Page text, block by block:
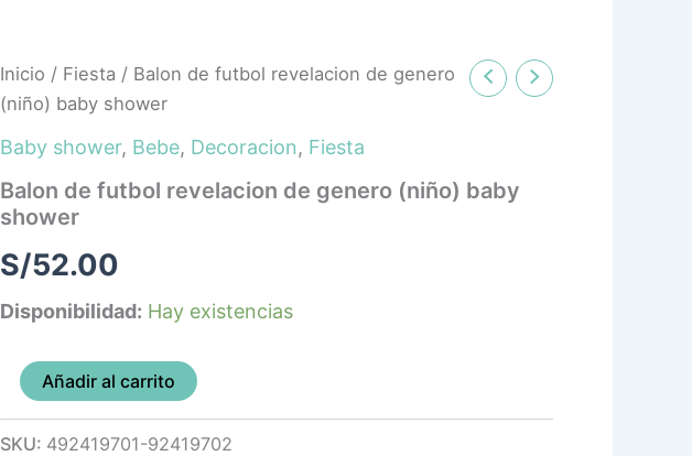
Inicio / Fiesta / Balon de futbol revelacion de genero
(niño) baby shower
Baby shower, Bebe, Decoracion, Fiesta
Balon de futbol revelacion de genero (niño) baby
shower
S/52.00
Disponibilidad: Hay existencias
Balon
futbol
de
genero
(niño)
baby
cantidad
Añadir al carrito
SKU: 492419701-92419702